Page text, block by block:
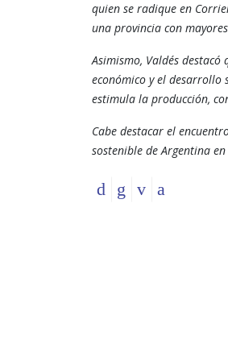
quien se radique en
una provincia con
Asimismo, Valdés
económico y el desarrollo
estimula la producción,
Cabe destacar el
sostenible de Argentina